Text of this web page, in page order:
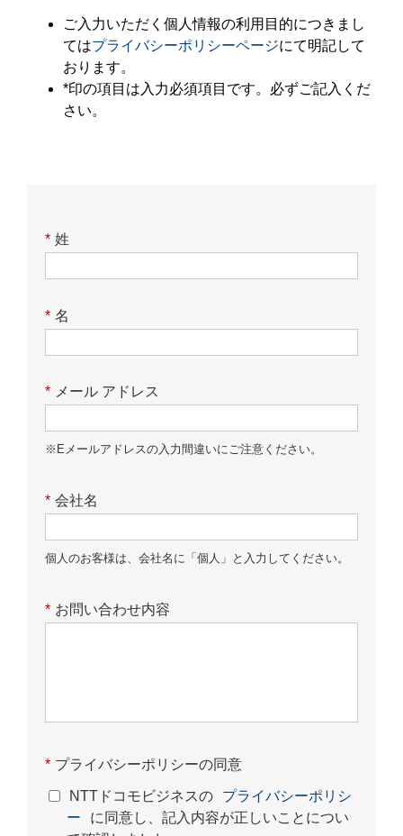
ご入力いただく個人情報の利用目的につきまし
てはプライバシーポリシーページにて明記して
おります。
*印の項目は入力必須項目です。必ずご記入くだ
さい。
* 姓
* 名
* メール アドレス
※Eメールアドレスの入力間違いにご注意ください。
* 会社名
個人のお客様は、会社名に「個人」と入力してください。
* お問い合わせ内容
* プライバシーポリシーの同意
NTTドコモビジネスの
プライバシーポリシ
ー
に同意し、記入内容が正しいことについ